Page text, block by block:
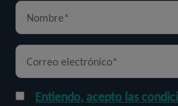
Entiendo, acepto las